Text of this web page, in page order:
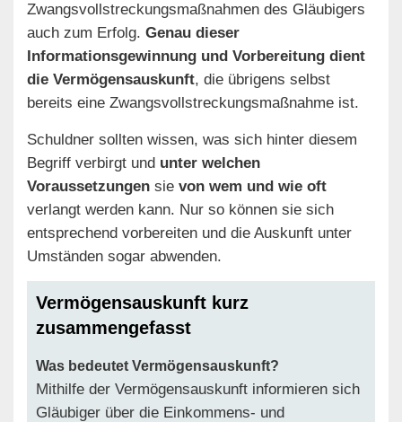
Zwangsvollstreckungsmaßnahmen des Gläubigers
auch zum Erfolg. Genau dieser
Informationsgewinnung und Vorbereitung dient
die Vermögensauskunft, die übrigens selbst
bereits eine Zwangsvollstreckungsmaßnahme ist.
Schuldner sollten wissen, was sich hinter diesem
Begriff verbirgt und unter welchen
Voraussetzungen sie von wem und wie oft
verlangt werden kann. Nur so können sie sich
entsprechend vorbereiten und die Auskunft unter
Umständen sogar abwenden.
Vermögensauskunft kurz
zusammengefasst
Was bedeutet Vermögensauskunft?
Mithilfe der Vermögensauskunft informieren sich
Gläubiger über die Einkommens- und